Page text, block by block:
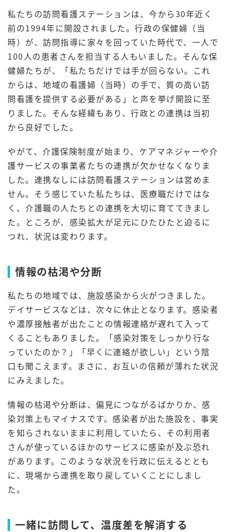
私たちの訪問看護ステーションは、今から30年近く
前の1994年に開設されました。行政の保健婦（当
時）が、訪問指導に家々を回っていた時代で、一人で
100人の患者さんを担当する人もいました。そんな保
健婦たちが、「私たちだけでは手が回らない。これ
からは、地域の看護婦（当時）の手で、質の高い訪
問看護を提供する必要がある」と声を挙げ開設に至
りました。そんな経緯もあり、行政との連携は当初
から良好でした。
やがて、介護保険制度が始まり、ケアマネジャーや介
護サービスの事業者たちの連携が欠かせなくなりま
した。連携なしには訪問看護ステーションは営めま
せん。そう感じていた私たちは、医療職だけではな
く、介護職の人たちとの連携を大切に育ててきまし
た。ところが、感染拡大が足元にひたひたと迫るに
つれ、状況は変わります。
情報の枯渇や分断
私たちの地域では、施設感染から火がつきました。
デイサービスなどは、次々に休止となります。感染者
や濃厚接触者が出たことの情報連絡が遅れて入って
くることもありました。「感染対策をしっかり行な
っていたのか？」「早くに連絡が欲しい」という陰
口も聞こえます。まさに、お互いの信頼が薄れた状況
にみえました。
情報の枯渇や分断は、偏見につながるばかりか、感
染対策上もマイナスです。感染者が出た施設を、事実
を知らされないままに利用していたら、その利用者
さんが使っているほかのサービスに感染が及ぶ恐れ
があります。このような状況を行政に伝えるととも
に、現場から連携を取り戻していくことにしまし
た。
一緒に訪問して、温度差を解消する